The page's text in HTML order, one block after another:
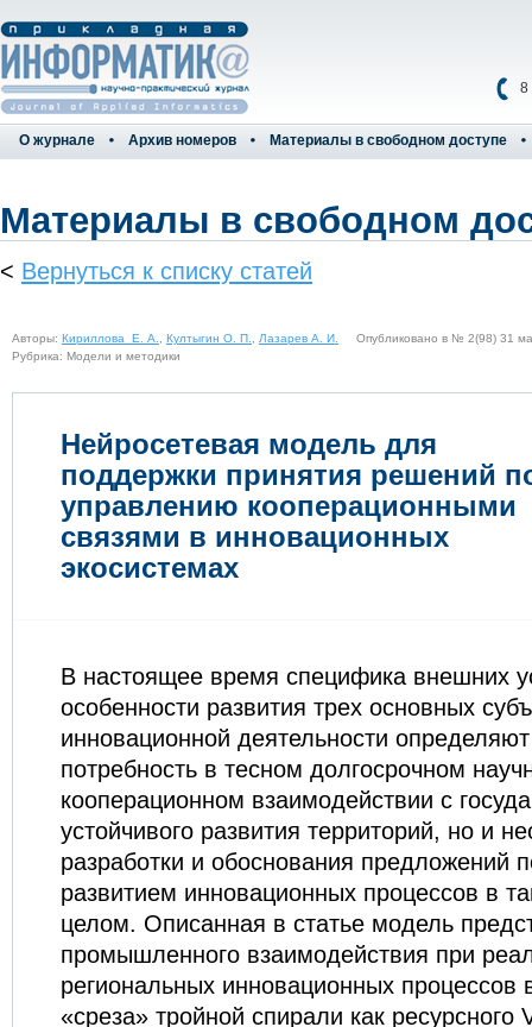
8
О журнале Архив номеров Материалы в свободном доступе
Материалы в свободном
< Вернуться к списку статей
Авторы: Кириллова Е. А. Култыгин О. П. Лазарев А. И.
Опубликовано в № 2(98) 31
Рубрика: Модели и методики
Нейросетевая модель для
поддержки принятия решений
управлению кооперационными
связями в инновационных
экосистемах
В настоящее время специфика внешних
особенности развития трех основных
инновационной деятельности
потребность в тесном долгосрочном
кооперационном взаимодействии с
устойчивого развития территорий, но и
разработки и обоснования предложений
развитием инновационных процессов в
целом. Описанная в статье модель
промышленного взаимодействия при
региональных инновационных процессов
«среза» тройной спирали как